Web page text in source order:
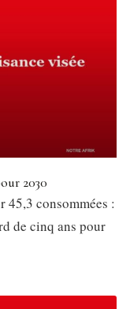
2030
consommées :
de cinq ans pour